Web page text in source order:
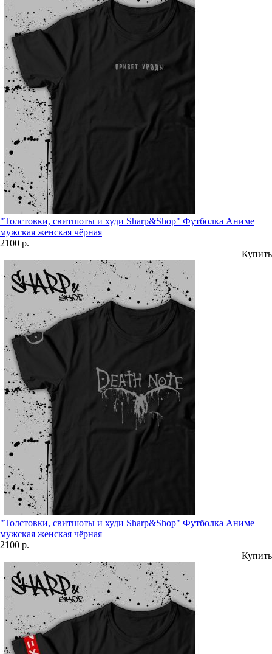
"Толстовки, свитшоты и худи Sharp&Shop" Футболка Аниме
мужская женская чёрная
2100 р.
Купить
"Толстовки, свитшоты и худи Sharp&Shop" Футболка Аниме
мужская женская чёрная
2100 р.
Купить